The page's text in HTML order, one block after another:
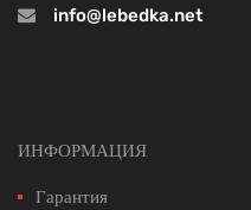
info@lebedka.net
ИНФОРМАЦИЯ
Гарантия